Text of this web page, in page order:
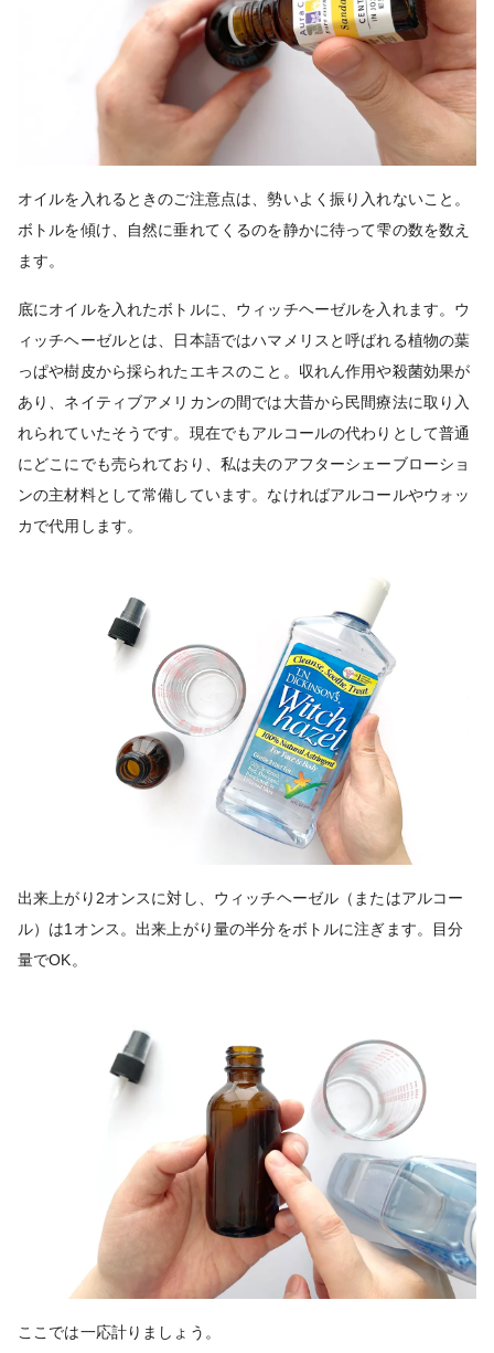
オイルを入れるときのご注意点は、勢いよく振り入れないこと。
ボトルを傾け、自然に垂れてくるのを静かに待って雫の数を数え
ます。
底にオイルを入れたボトルに、ウィッチヘーゼルを入れます。ウ
ィッチヘーゼルとは、日本語ではハマメリスと呼ばれる植物の葉
っぱや樹皮から採られたエキスのこと。収れん作用や殺菌効果が
あり、ネイティブアメリカンの間では大昔から民間療法に取り入
れられていたそうです。現在でもアルコールの代わりとして普通
にどこにでも売られており、私は夫のアフターシェーブローショ
ンの主材料として常備しています。なければアルコールやウォッ
カで代用します。
出来上がり2オンスに対し、ウィッチヘーゼル（またはアルコー
ル）は1オンス。出来上がり量の半分をボトルに注ぎます。目分
量でOK。
ここでは一応計りましょう。